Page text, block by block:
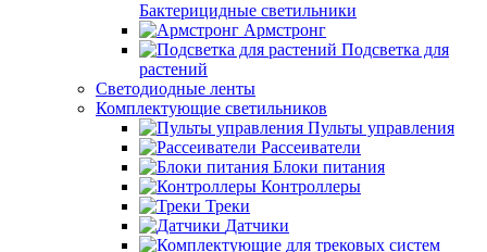
Бактерицидные светильники
Армстронг
Подсветка для
растений
Светодиодные ленты
Комплектующие светильников
Пульты управления
Рассеиватели
Блоки питания
Контроллеры
Треки
Датчики